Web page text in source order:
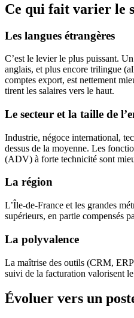
Ce qui fait varier le
Les langues étrangères
C’est le levier le plus puissant.
anglais, et plus encore trilingue
comptes export, est nettement
tirent les salaires vers le haut.
Le secteur et la taille de
Industrie, négoce international,
dessus de la moyenne. Les
(ADV) à forte technicité sont
La région
L’Île-de-France et les grandes
supérieurs, en partie compensés
La polyvalence
La maîtrise des outils (CRM,
suivi de la facturation valorisent
Évoluer vers un